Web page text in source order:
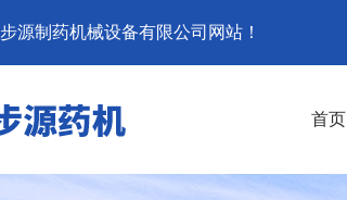
源制药机械设备有限公司网站！
首页